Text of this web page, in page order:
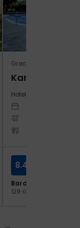
Grecja / Samos /
Kampos
Hotel:
Warszawa -
Bardzo dobry
129 opinii
8.4